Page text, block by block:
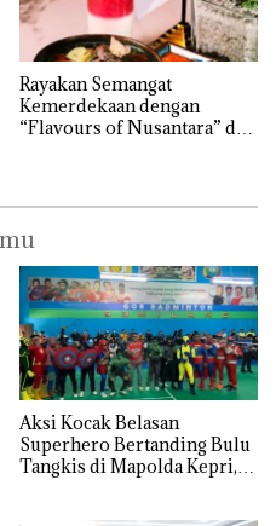
Rayakan Semangat
Kemerdekaan dengan
“Flavours of Nusantara” di
Aksi Kocak Belasan
Superhero Bertanding Bulu
Tangkis di Mapolda Kepri,